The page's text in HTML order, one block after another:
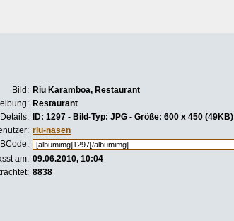
Bild: Riu Karamboa, Restaurant
Restaurant
ID: 1297 - Bild-Typ: JPG - Größe: 600 x 450 (49KB)
riu-nasen
am: 09.06.2010, 10:04
8838